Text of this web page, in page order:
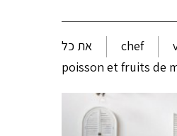
את כל chef
poisson et fruits de